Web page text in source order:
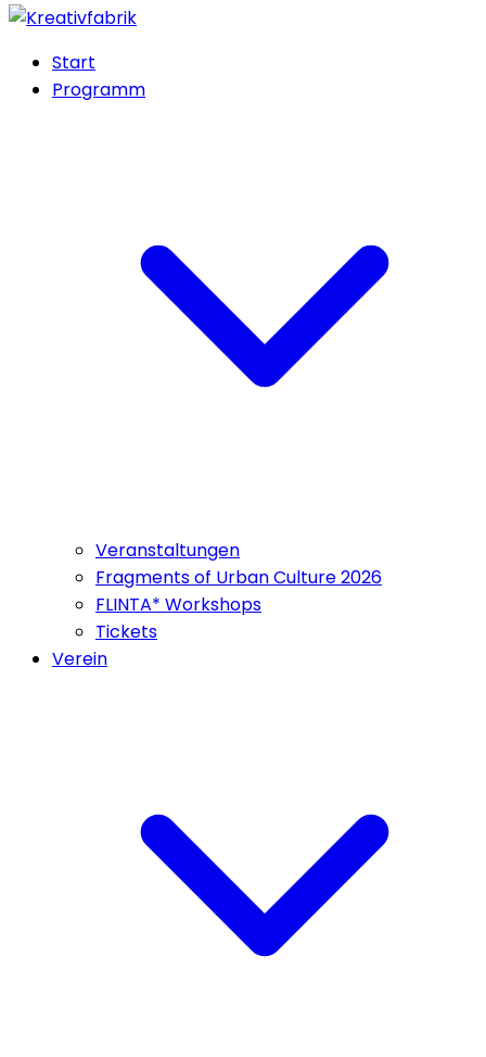
Start
Programm
Veranstaltungen
Fragments of Urban Culture 2026
FLINTA* Workshops
Tickets
Verein